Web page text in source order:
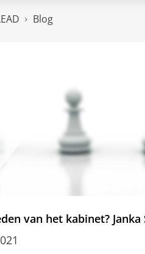
Blog
van het kabinet? Janka